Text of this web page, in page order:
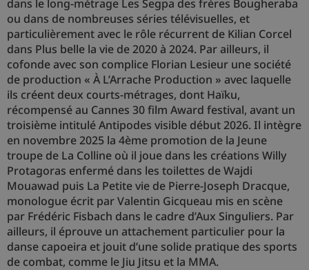
dans le long-métrage Les Segpa des frères Bougheraba
ou dans de nombreuses séries télévisuelles, et
particulièrement avec le rôle récurrent de Kilian Corcel
dans Plus belle la vie de 2020 à 2024. Par ailleurs, il
cofonde avec son complice Florian Lesieur une société
de production « À L’Arrache Production » avec laquelle
ils créent deux courts-métrages, dont Haïku,
récompensé au Cannes 30 film Award festival, avant un
troisième intitulé Antipodes visible début 2026. Il intègre
en novembre 2025 la 4ème promotion de la Jeune
troupe de La Colline où il joue dans les créations Willy
Protagoras enfermé dans les toilettes de Wajdi
Mouawad puis La Petite vie de Pierre-Joseph Dracque,
monologue écrit par Valentin Gicqueau mis en scène
par Frédéric Fisbach dans le cadre d’Aux Singuliers. Par
ailleurs, il éprouve un attachement particulier pour la
danse capoeira et jouit d’une solide pratique des sports
de combat, comme le Jiu Jitsu et la MMA.